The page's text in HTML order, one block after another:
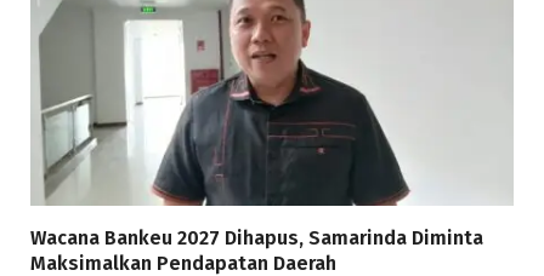
Wacana Bankeu 2027 Dihapus, Samarinda Diminta
Maksimalkan Pendapatan Daerah